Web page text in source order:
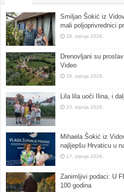
Smiljan Šokić iz
mali poljoprivrednici
28. srpnja 2026.
Drenovljani su
Video
26. srpnja 2026.
Lila lila uoči Ilina, i
20. srpnja 2026.
Mihaela Šokić iz
najljepšu Hrvaticu u
17. srpnja 2026.
Zanimljivi podaci: U
100 godina